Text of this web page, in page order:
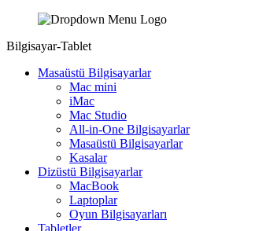
Bilgisayar-Tablet
Masaüstü Bilgisayarlar
Mac mini
iMac
Mac Studio
All-in-One Bilgisayarlar
Masaüstü Bilgisayarlar
Kasalar
Dizüstü Bilgisayarlar
MacBook
Laptoplar
Oyun Bilgisayarları
Tabletler